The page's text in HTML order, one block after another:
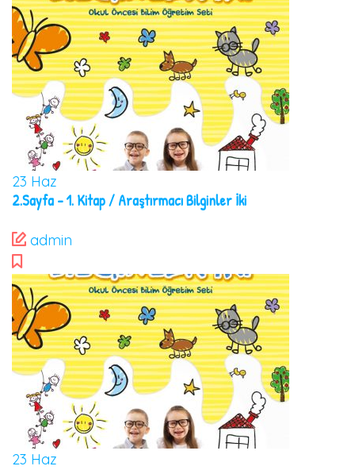
23 Haz
2.Sayfa – 1. Kitap / Araştırmacı Bilginler İki
admin
23 Haz